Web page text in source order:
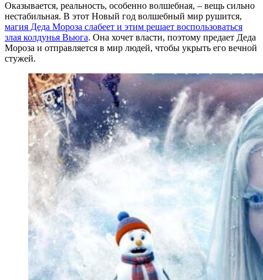
Оказывается, реальность, особенно волшебная, – вещь сильно
нестабильная. В этот Новый год волшебный мир рушится,
магия Деда Мороза слабеет и этим решает воспользоваться
злая колдунья Вьюга. Она хочет власти, поэтому предает Деда
Мороза и отправляется в мир людей, чтобы укрыть его вечной
стужей.